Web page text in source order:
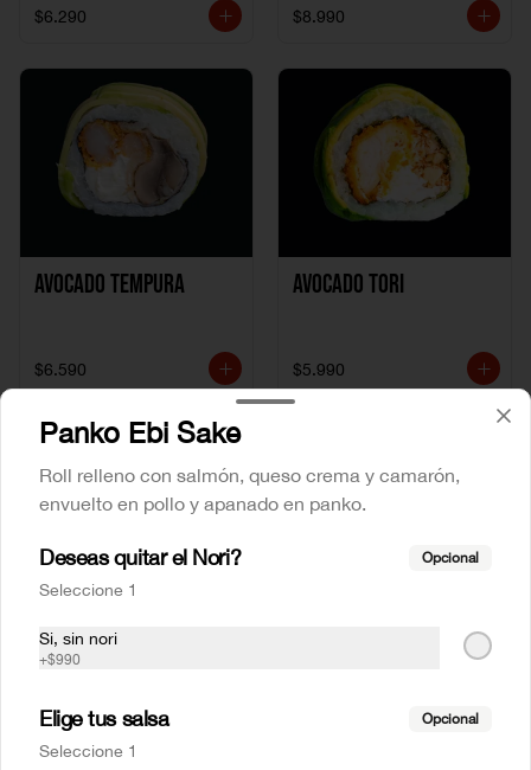
$6.290 $8.990
Avocado Tempura
$6.590
Avocado Tori
$5.990
Avocado clasic
$6.290
Panko Ebi Sake
Roll relleno con salmón, queso crema y camarón,
envuelto en pollo y apanado en panko.
Deseas quitar el Nori? Opcional
Seleccione 1
Si, sin nori
+$990
Elige tus salsa Opcional
Seleccione 1